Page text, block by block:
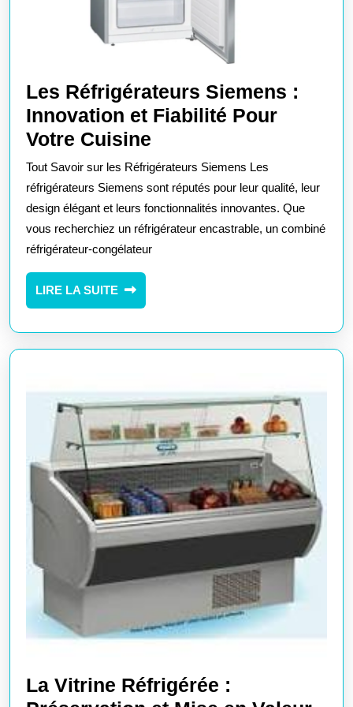
Les Réfrigérateurs Siemens :
Innovation et Fiabilité Pour
Votre Cuisine
Réfrigérateurs
Siemens
:
Innovation
Votre
Cuisine
Tout Savoir sur les Réfrigérateurs Siemens Les
réfrigérateurs Siemens sont réputés pour leur qualité, leur
design élégant et leurs fonctionnalités innovantes. Que
vous recherchiez un réfrigérateur encastrable, un combiné
réfrigérateur-congélateur
LIRE LA SUITE
LIRE
LA
La Vitrine Réfrigérée :